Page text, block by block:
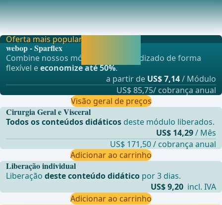
(1) Túnica muscular longitudinal, (2) Túnica muscular
circular, (3) Músculo elevador do ânus, (4) M
Liberação individual
Liberaçãodeste conteúdo didático por 3 dias.
US$ 9,20 incl. IVA
Adicionar ao carrinho
Oferta mais popular
webop - Sparflex
Combine nossos módulos de aprendizado de forma
flexível eeconomize até 50%.
a partir de US$ 7,14/ Módulo
US$ 85,75/ cobrança anual
Visão geral de preços
Cirurgia Geral e Visceral
Todos os conteúdos didáticos deste módulo liberados.
US$ 14,29/ Mês
US$ 171,50 / cobrança anual
Adicionar ao carrinho